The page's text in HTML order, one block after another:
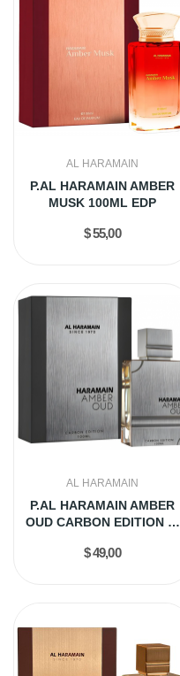
AL HARAMAIN
P.AL HARAMAIN AMBER
MUSK 100ML EDP
$ 55,00
AL HARAMAIN
P.AL HARAMAIN AMBER
OUD CARBON EDITION M
$ 49,00